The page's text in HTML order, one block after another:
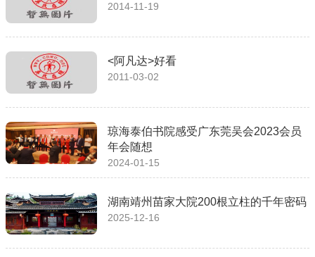
2014-11-19
<阿凡达>好看
2011-03-02
琼海泰伯书院感受广东莞吴会2023会员
年会随想
2024-01-15
湖南靖州苗家大院200根立柱的千年密码
2025-12-16